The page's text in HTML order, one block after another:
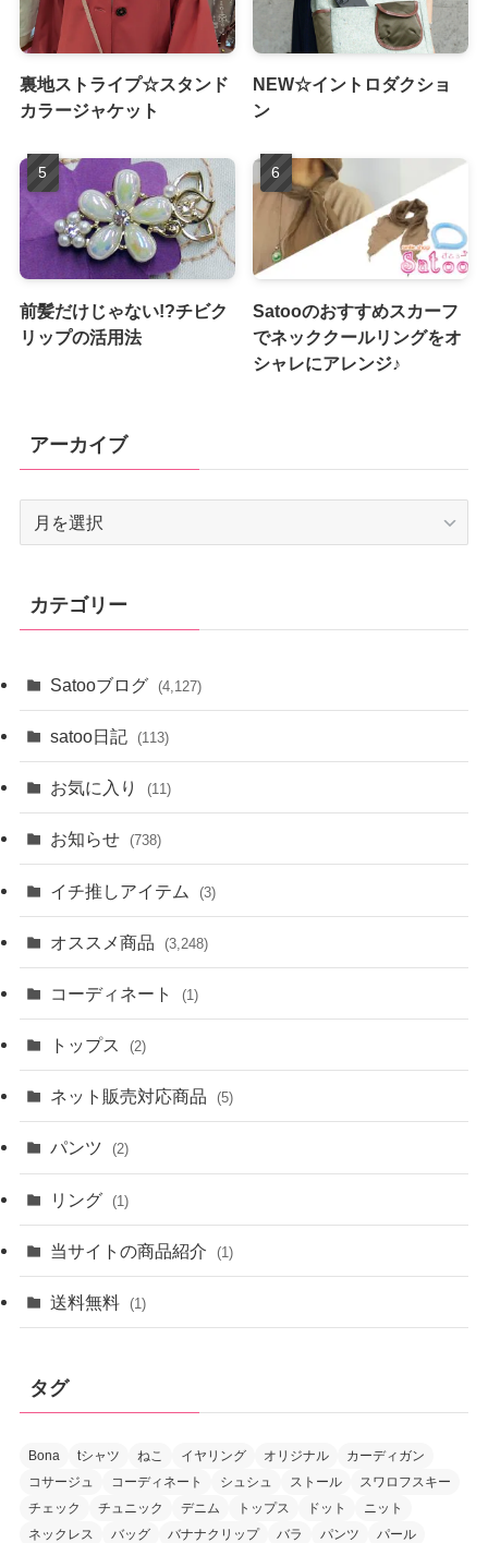
裏地ストライプ☆スタンド
カラージャケット
NEW☆イントロダクショ
ン
前髪だけじゃない!?チビク
リップの活用法
Satooのおすすめスカーフ
でネッククールリングをオ
シャレにアレンジ♪
アーカイブ
ブ
カテゴリー
Satooブログ (4,127)
satoo日記 (113)
お気に入り (11)
お知らせ (738)
イチ推しアイテム (3)
オススメ商品 (3,248)
コーディネート (1)
トップス (2)
ネット販売対応商品 (5)
パンツ (2)
リング (1)
当サイトの商品紹介 (1)
送料無料 (1)
タグ
Bona tシャツ ねこ イヤリング オリジナル
カーディガン
コサージュ
コーディネート シュシュ ストール
スワロフスキー
チェック
チュニック デニム トップス ドット
ニット
ネックレス
バッグ バナナクリップ バラ パンツ パール